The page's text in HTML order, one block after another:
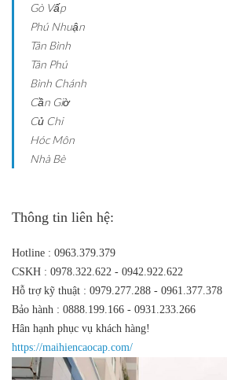
Gò Vấp
Phú Nhuận
Tân Bình
Tân Phú
Bình Chánh
Cần Giờ
Củ Chi
Hóc Môn
Nhà Bè
Thông tin liên hệ:
Hotline : 0963.379.379
CSKH : 0978.322.622 - 0942.922.622
Hỗ trợ kỹ thuật : 0979.277.288 - 0961.377.378
Bảo hành : 0888.199.166 - 0931.233.266
Hân hạnh phục vụ khách hàng!
https://maihiencaocap.com/